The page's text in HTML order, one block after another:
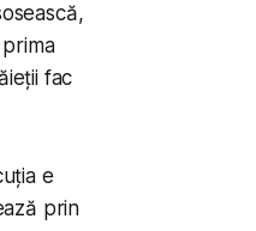
fac
e
prin